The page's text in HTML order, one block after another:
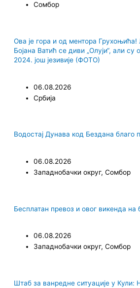
Сомбор
Ова је гора и од ментора
Бојана Ватић се диви „Олуји“, али су
2024. још језивије (ФОТО)
06.08.2026
Србија
Водостај Дунава код Бездана благо
06.08.2026
Западнобачки округ, Сомбор
Бесплатан превоз и овог викенда на
06.08.2026
Западнобачки округ, Сомбор
Штаб за ванредне ситуације у Кули: